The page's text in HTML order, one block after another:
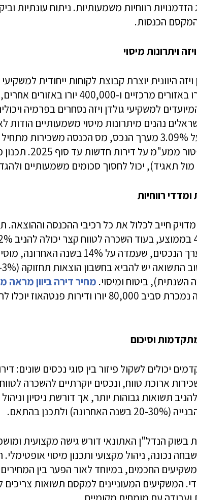
מציג הזדמנויות רווחיות משמעותיות. ניתוח
הכנסות.
ויתרונות מיסוי
ויזה היוונית יוצרת קבוצת לקוחות ייחודית
ל-800,000 יורו באזורים מרכזיים
למשקיעי גולדן ויזה נסחרים בפרמיה
נהנים מיתרונות מיסוי משמעותיים הודות
בשנה, וקיים
תאגיד), יכול לחסוך סכומים משמעותיים
רווחיות
חייב לכלול את כל רכיבי ההכנסה
הנכס. עליית ערך הנכסים, שעמדה על
מחיר דירה ביוון מראה
וסיכום
יכולים לשקול פיזור בין סוגי נכסים שונים:
ארוכת טווח, ונכסים יוקרתיים להשכרה
תשואות גבוהות יותר, אך דורשת ניסיון
ולתכנן בהתאם.
בשוק הנדל"ן האתונאי דורש גישה מקצועית
נכונה, ניהול מקצועי ותכנון מיסוי אופטימלי.
החכמים, במיוחד לאור הפער בין המחירים
המשקיעים המעוניינים למקסם תשואות